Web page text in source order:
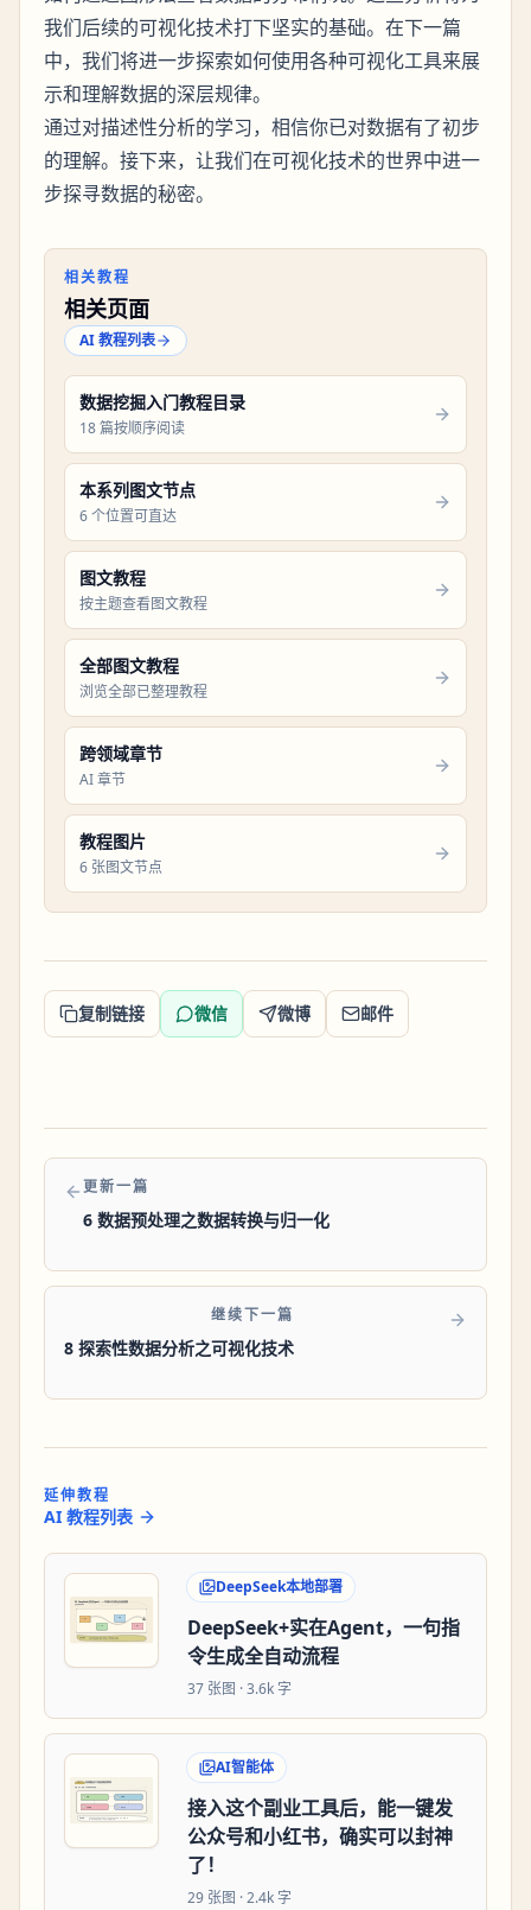
我们后续的可视化技术打下坚实的基础。在下一篇
中，我们将进一步探索如何使用各种可视化工具来展
示和理解数据的深层规律。
通过对描述性分析的学习，相信你已对数据有了初步
的理解。接下来，让我们在可视化技术的世界中进一
步探寻数据的秘密。
相关教程
相关页面
AI 教程列表
数据挖掘入门教程目录
18 篇按顺序阅读
本系列图文节点
6 个位置可直达
图文教程
按主题查看图文教程
全部图文教程
浏览全部已整理教程
跨领域章节
AI 章节
教程图片
6 张图文节点
复制链接 微信 微博 邮件
更新一篇
6 数据预处理之数据转换与归一化
继续下一篇
8 探索性数据分析之可视化技术
延伸教程
AI 教程列表
DeepSeek本地部署
DeepSeek+实在Agent，一句指
令生成全自动流程
37 张图 ·3.6k 字
AI智能体
接入这个副业工具后，能一键发
公众号和小红书，确实可以封神
了！
29 张图 ·2.4k 字